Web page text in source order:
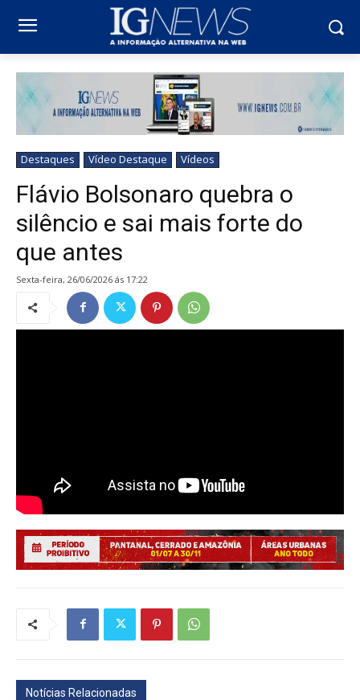
Destaques Vídeo Destaque Vídeos
Flávio Bolsonaro quebra o
silêncio e sai mais forte do
que antes
sexta-feira, 26/06/2026 ás 17:22
Notícias Relacionadas